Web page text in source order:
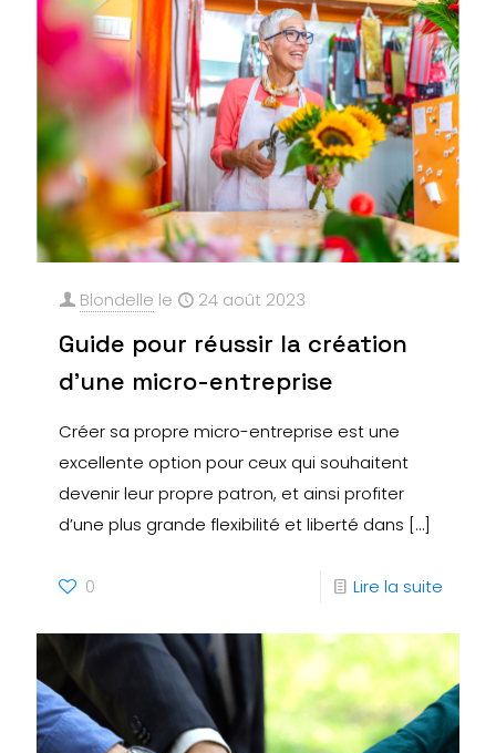
Blondelle le 24 août 2023
Guide pour réussir la création
d’une micro-entreprise
Créer sa propre micro-entreprise est une
excellente option pour ceux qui souhaitent
devenir leur propre patron, et ainsi profiter
d’une plus grande flexibilité et liberté dans […]
0 Lire la suite